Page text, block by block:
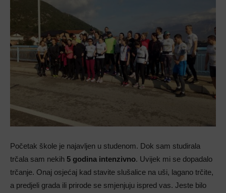
Početak škole je najavljen u studenom. Dok sam studirala
trčala sam nekih 5 godina intenzivno. Uvijek mi se dopadalo
trčanje. Onaj osjećaj kad stavite slušalice na uši, lagano trčite,
a predjeli grada ili prirode se smjenjuju ispred vas. Jeste bilo